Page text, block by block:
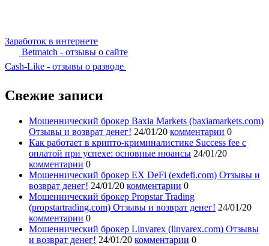
Заработок в интернете
Betmatch - отзывы о сайте
Cash-Like - отзывы о разводе
Свежие записи
Мошеннический брокер Baxia Markets (baxiamarkets.com)
Отзывы и возврат денег! 24/01/20 комментарии 0
Как работает в крипто-криминалистике Success fee с
оплатой при успехе: основные нюансы 24/01/20
комментарии 0
Мошеннический брокер EX DeFi (exdefi.com) Отзывы и
возврат денег! 24/01/20 комментарии 0
Мошеннический брокер Propstar Trading
(propstartrading.com) Отзывы и возврат денег! 24/01/20
комментарии 0
Мошеннический брокер Linvarex (linvarex.com) Отзывы
и возврат денег! 24/01/20 комментарии 0